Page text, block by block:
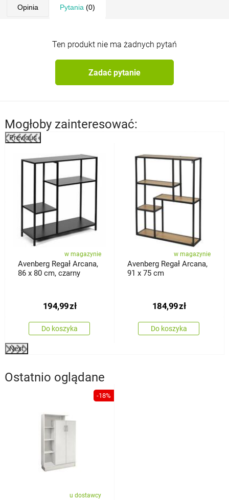
Opinia Pytania (0)
Ten produkt nie ma żadnych pytań
Zadać pytanie
Mogłoby zainteresować:
Previous
w magazynie
Avenberg Regał Arcana,
86 x 80 cm, czarny
194,99zł
Do koszyka
w magazynie
Avenberg Regał Arcana,
91 x 75 cm
184,99zł
Do koszyka
Next
Ostatnio oglądane
-18%
u dostawcy